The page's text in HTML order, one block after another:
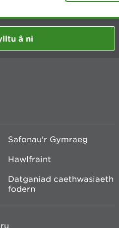
â ni
Safonau'r Gymraeg
Hawlfraint
Datganiad caethwasiaeth
fodern